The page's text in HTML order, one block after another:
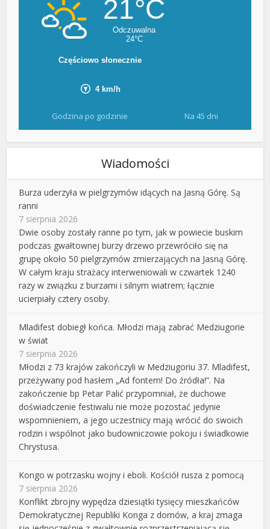
Godzina po godzinie Na 45 dni
Wiadomości
Burza uderzyła w pielgrzymów idących na Jasną Górę. Są
ranni
7 sierpnia 2026
Dwie osoby zostały ranne po tym, jak w powiecie buskim
podczas gwałtownej burzy drzewo przewróciło się na
grupę około 50 pielgrzymów zmierzających na Jasną Górę.
W całym kraju strażacy interweniowali w czwartek 1240
razy w związku z burzami i silnym wiatrem; łącznie
ucierpiały cztery osoby.
Mladifest dobiegł końca. Młodzi mają zabrać Medziugorie
w świat
7 sierpnia 2026
Młodzi z 73 krajów zakończyli w Medziugoriu 37. Mladifest,
przeżywany pod hasłem „Ad fontem! Do źródła!”. Na
zakończenie bp Petar Palić przypomniał, że duchowe
doświadczenie festiwalu nie może pozostać jedynie
wspomnieniem, a jego uczestnicy mają wrócić do swoich
rodzin i wspólnot jako budowniczowie pokoju i świadkowie
Chrystusa.
Kongo w potrzasku wojny i eboli. Kościół rusza z pomocą
7 sierpnia 2026
Konflikt zbrojny wypędza dziesiątki tysięcy mieszkańców
Demokratycznej Republiki Konga z domów, a kraj zmaga